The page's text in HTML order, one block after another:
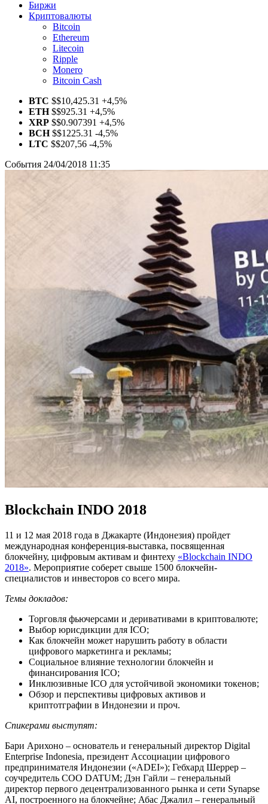
Биржи
Криптовалюты
Bitcoin
Ethereum
Litecoin
Ripple
Monero
Bitcoin Cash
BTC $$10,425.31 +4,5%
ETH$$925.31 +4,5%
XRP $$0.907391 +4,5%
BCH$$1225.31 -4,5%
LTC $$207,56 -4,5%
События 24/04/2018 11:35
Blockchain INDO 2018
11 и 12 мая 2018 года в Джакарте (Индонезия) пройдет
международная конференция-выставка, посвященная
блокчейну, цифровым активам и финтеху «Blockchain INDO
2018». Мероприятие соберет свыше 1500 блокчейн-
специалистов и инвесторов со всего мира.
Темы докладов:
Торговля фьючерсами и деривативами в криптовалюте;
Выбор юрисдикции для ICO;
Как блокчейн может нарушить работу в области
цифрового маркетинга и рекламы;
Социальное влияние технологии блокчейн и
финансирования ICO;
Инклюзивные ICO для устойчивой экономики токенов;
Обзор и перспективы цифровых активов и
криптотграфии в Индонезии и проч.
Спикерами выступят:
Бари Арихоно – основатель и генеральный директор Digital
Enterprise Indonesia, президент Ассоциации цифрового
предпринимателя Индонезии («ADEI»); Гебхард Шеррер –
соучредитель COO DATUM; Дэн Гайли – генеральный
директор первого децентрализованного рынка и сети Synapse
AI, построенного на блокчейне; Абас Джалил – генеральный